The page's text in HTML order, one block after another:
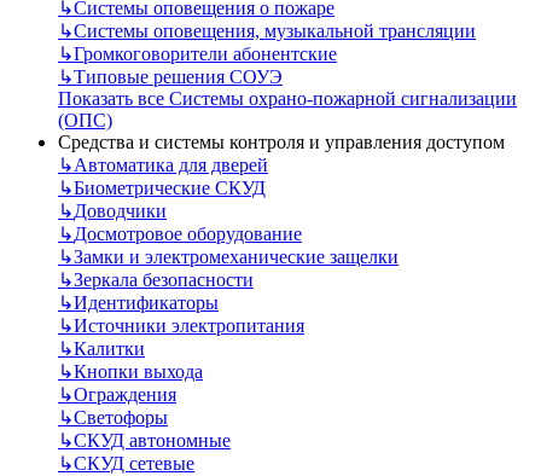
↳Системы оповещения о пожаре
↳Системы оповещения, музыкальной трансляции
↳Громкоговорители абонентские
↳Типовые решения СОУЭ
Показать все Системы охрано-пожарной сигнализации
(ОПС)
Средства и системы контроля и управления доступом
↳Автоматика для дверей
↳Биометрические СКУД
↳Доводчики
↳Досмотровое оборудование
↳Замки и электромеханические защелки
↳Зеркала безопасности
↳Идентификаторы
↳Источники электропитания
↳Калитки
↳Кнопки выхода
↳Ограждения
↳Светофоры
↳СКУД автономные
↳СКУД сетевые